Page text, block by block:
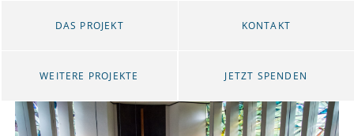
DAS PROJEKT KONTAKT
WEITERE PROJEKTE JETZT SPENDEN